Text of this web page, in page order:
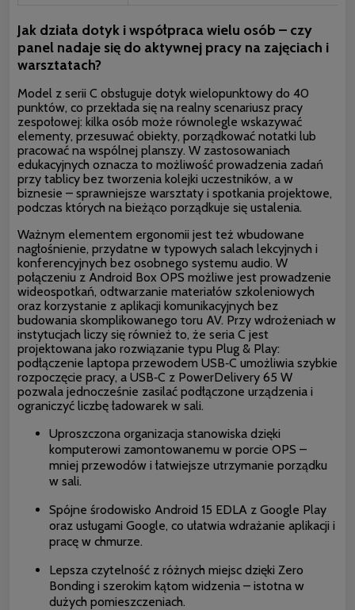
Jak działa dotyk i współpraca wielu osób – czy
panel nadaje się do aktywnej pracy na zajęciach i
warsztatach?
Model z serii C obsługuje dotyk wielopunktowy do 40
punktów, co przekłada się na realny scenariusz pracy
zespołowej: kilka osób może równolegle wskazywać
elementy, przesuwać obiekty, porządkować notatki lub
pracować na wspólnej planszy. W zastosowaniach
edukacyjnych oznacza to możliwość prowadzenia zadań
przy tablicy bez tworzenia kolejki uczestników, a w
biznesie – sprawniejsze warsztaty i spotkania projektowe,
podczas których na bieżąco porządkuje się ustalenia.
Ważnym elementem ergonomii jest też wbudowane
nagłośnienie, przydatne w typowych salach lekcyjnych i
konferencyjnych bez osobnego systemu audio. W
połączeniu z Android Box OPS możliwe jest prowadzenie
wideospotkań, odtwarzanie materiałów szkoleniowych
oraz korzystanie z aplikacji komunikacyjnych bez
budowania skomplikowanego toru AV. Przy wdrożeniach w
instytucjach liczy się również to, że seria C jest
projektowana jako rozwiązanie typu Plug & Play:
podłączenie laptopa przewodem USB‑C umożliwia szybkie
rozpoczęcie pracy, a USB‑C z PowerDelivery 65 W
pozwala jednocześnie zasilać podłączone urządzenia i
ograniczyć liczbę ładowarek w sali.
Uproszczona organizacja stanowiska dzięki
komputerowi zamontowanemu w porcie OPS –
mniej przewodów i łatwiejsze utrzymanie porządku
w sali.
Spójne środowisko Android 15 EDLA z Google Play
oraz usługami Google, co ułatwia wdrażanie aplikacji i
pracę w chmurze.
Lepsza czytelność z różnych miejsc dzięki Zero
Bonding i szerokim kątom widzenia – istotna w
dużych pomieszczeniach.